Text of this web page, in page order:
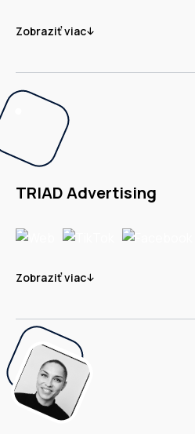
Zobraziť viac
TRIAD Advertising
Zobraziť viac